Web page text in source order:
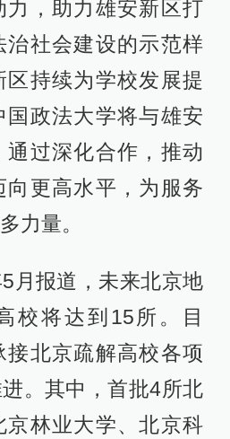
力，助力雄安新区打
治社会建设的示范样
持续为学校发展提
政法大学将与雄安
通过深化合作，推动
更高水平，为服务
力量。
月报道，未来北京地
校将达到15所。目
北京疏解高校各项
。其中，首批4所北
京林业大学、北京科